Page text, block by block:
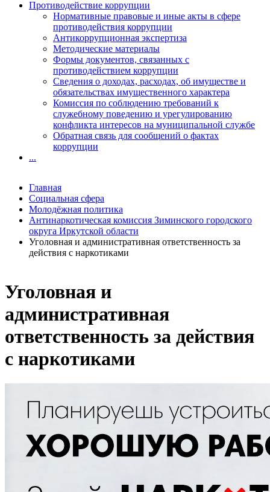
Уголовная и
административная
ответственность за действия
с наркотиками
Противодействие коррупции
Нормативные правовые и иные акты в сфере
противодействия коррупции
Антикоррупционная экспертиза
Методические материалы
Формы документов, связанных с
противодействием коррупции
Сведения о доходах, расходах, об имуществе и
обязательствах имущественного характера
Комиссия по соблюдению требований к
служебному поведению и урегулированию
конфликта интересов на муниципальной службе
Обратная связь для сообщений о фактах
коррупции
...
Главная
Социальная сфера
Молодёжная политика
Антинаркотическая комиссия Зиминского городского
округа Иркутской области
Уголовная и административная ответственность за
действия с наркотиками